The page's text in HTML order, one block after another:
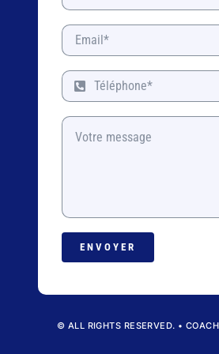
ENVOYER
© ALL RIGHTS RESERVED. •